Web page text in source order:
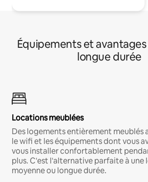
Équipements et avantages
longue durée
Locations meublées
Des logements entièrement meublés
le wifi et les équipements dont vous
vous installer confortablement
plus. C'est l'alternative parfaite à une
moyenne ou longue durée.